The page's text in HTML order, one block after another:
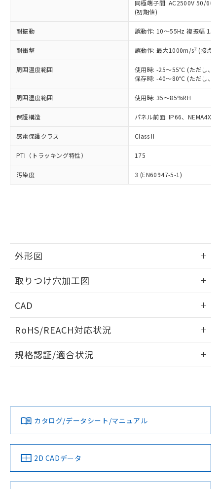
同極端子間: AC2500V 50/
(初期値)
耐振動 誤動作: 10～55Hz 複振幅
耐衝撃 誤動作: 最大1000m/s2 (接点
周囲温度範囲
使用時: -25～55℃ (ただし、氷
保存時: -40～80℃ (ただし、氷
周囲湿度範囲 使用時: 35～85%RH
保護構造 パネル前面: IP66、NEMA4X,
感電保護クラス Class II
PTI（トラッキング特性） 175
汚染度 3 (EN60947-5-1)
外形図
取りつけ穴加工図
CAD
ドすることができます。
ログイン/会員登録
ダウンロードデータをご利用いただく前に、以下を必ずお読
みください。
ソフトウェアの使用条件
RoHS/REACH対応状況
EU RoHS 注意事項・凡例
対応済み
中国 RoHS 注意事項・凡例
規格認証/適合状況
カタログ/データシート/マニュアル
2D CADデータ
正式な納期状況および標準価格はお客
様のお取引先、またはお客様担当のオ
ムロン制御機器販売店・当社販売員に
オムロン制御機器販売店や当社販売拠
販売ネットワーク
」をご確認
在庫状況および標準価格結果を当社の
事前の承諾なく第三者に漏洩または開
マイパーツ機能（部品リスト作成サー
ビス）をご利用いただくには、I-Web
メンバーズにご登録されている必要が
あります。
お客様が当ウェブサイト上で当社にご
登録された部品リストについて、当社
および当社の共同利用者が、当社の製
用者の範囲」に記載されている法人を
(PBDE) 1000ppm以下、フタル酸ビス(2-エチルヘキシ
ル) (DEHP)(別名：DOP) 1000ppm以下、フタル酸ブチ
ルベンジル（BBP） 1000ppm以下、フタル酸ジブチル
（DBP） 1000ppm以下、フタル酸ジイソブチル
但し、RoHS指令で産業用監視および制御機器に対する
フタル酸エステル類の４物質については閾値を超える意
図的な使用がないことを確認しています。
※2 対応予定月
部品在庫の切り替え状況などにより、予定
月が前後することがあります。
※3 非含有証明書ダウンロード
※本証明書は発行日時点で非含有を証明す
るもので、過去に遡って非含有を証明する
ものではありません。
物質の対応では、対応完了までの期間は出
荷製品に未対応品が混在することから備考
していることから、特段のことがない限
り、2022年1月12日より割愛しておりま
す。
Cr(Ⅵ)(六価クロム) : 1000ppm、 PBBs(ポリ臭化ビフェ
ニル類) : 1000ppm、 PBDEs(ポリ臭化ジフェニルエーテ
イソブチル) : 1000ppm、 BBP(フタル酸ブチルベンジ
DEHP(フタル酸ビス(2-エチルヘキシル)) : 1000ppm
※2 環境保護使用期限
「ｅ」：有害物質（10物質）のすべてが基
準値以下であることを示します。
「10」：通常の使用状況下において有害物
質が外部に漏えいし、環境に深刻な影響を
及ぼさない年数を意味します。
「－」：未確認です。当社販売部門へお問
い合わせください。
当社は規制貨物を破棄する場合は、完
いよう必要な手段を講じます。
当社は貴社製品を、核兵器、ミサイ
ル、化学兵器、生物兵器またはその他
武器並びにこれらの製造装置等に一切
当社は、貴社製品を第三者に販売する
場合は、上記1、2および3の内容を当
該第三者に通知します。また当社は、
販売先および販売に係わる関係者が違
法に輸出するおそれがある場合は、取
り引きをいたしません。
一定数以上の在庫あり
一定数には満たないが在庫あり
在庫なし(最新の在庫状況につ
いては、お客様のお取引先、ま
たはお客様担当のオムロン制御
機器販売店・当社販売員にご確
白
受注生産機種、また在庫状況の
情報を公開していない機種